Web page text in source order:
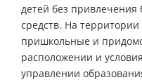
детей без
средств. На территории
пришкольные и
расположении и
управлении